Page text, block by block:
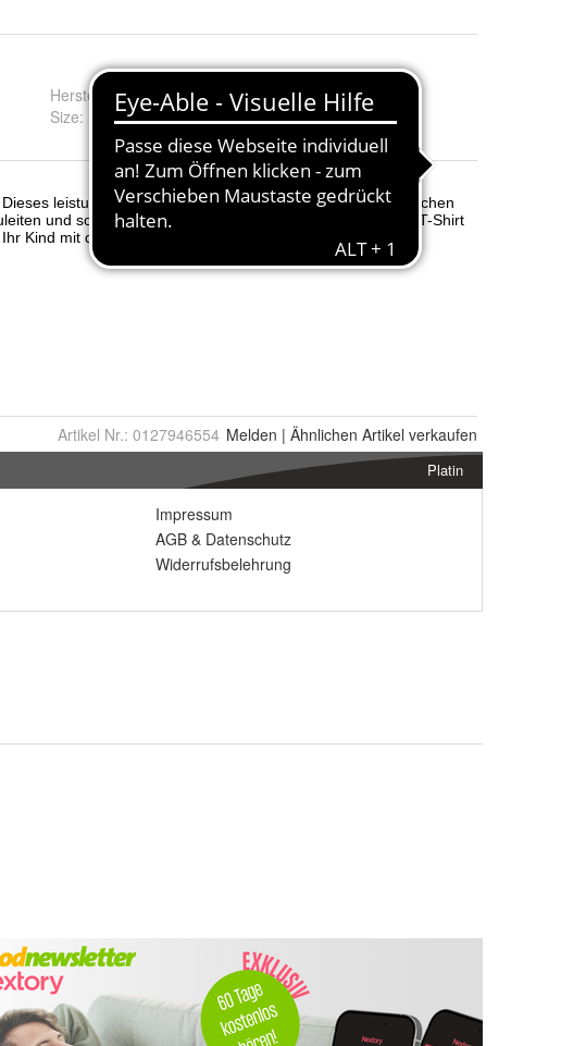
Hersteller Nr.:
3132105
Size:
Artikel Nr.: 0127946554 Melden | Ähnlichen Artikel verkaufen
Platin
Impressum
AGB & Datenschutz
Widerrufsbelehrung